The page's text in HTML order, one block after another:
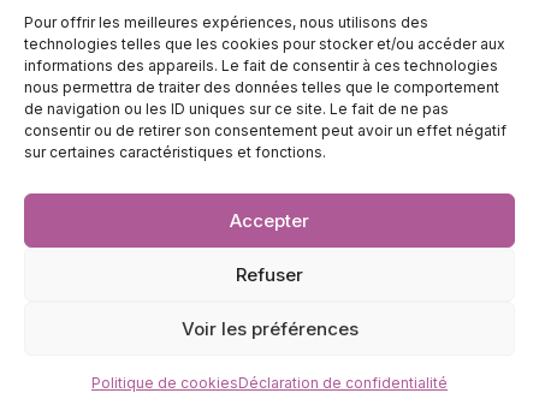
Pour offrir les meilleures expériences, nous utilisons des
technologies telles que les cookies pour stocker et/ou accéder aux
informations des appareils. Le fait de consentir à ces technologies
nous permettra de traiter des données telles que le comportement
de navigation ou les ID uniques sur ce site. Le fait de ne pas
consentir ou de retirer son consentement peut avoir un effet négatif
sur certaines caractéristiques et fonctions.
Accepter
Refuser
Voir les préférences
Politique de cookiesDéclaration de confidentialité
1267, Avenue Joseph Louis Ortolan